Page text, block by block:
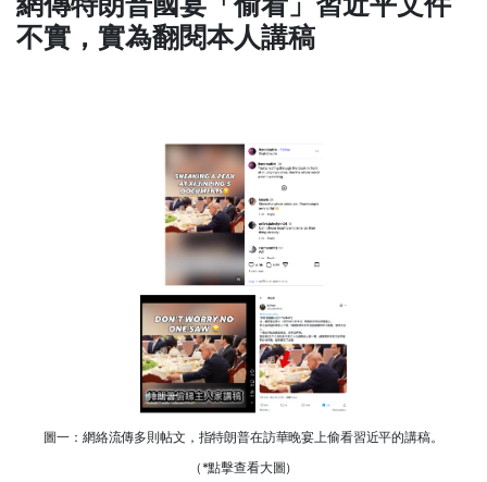
不實，實為翻閱本人講稿
圖一：網絡流傳多則帖文，指特朗普在訪華晚宴上偷看習近平的講稿。
（*點擊查看大圖）